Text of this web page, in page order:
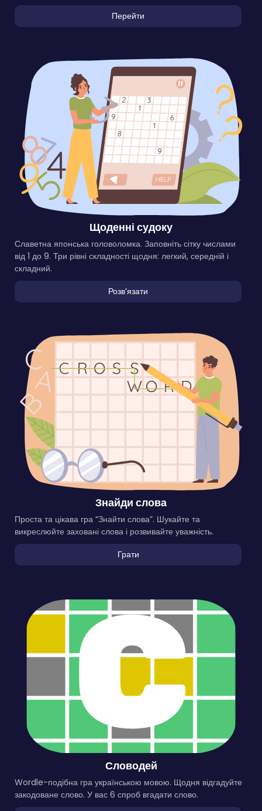
Перейти
Щоденні судоку
Славетна японська головоломка. Заповніть сітку числами
від 1 до 9. Три рівні складності щодня: легкий, середній і
складний.
Розвʼязати
Знайди слова
Проста та цікава гра “Знайти слова”. Шукайте та
викреслюйте заховані слова і розвивайте уважність.
Грати
Словодей
Wordle-подібна гра українською мовою. Щодня відгадуйте
закодоване слово. У вас 6 спроб вгадати слово.